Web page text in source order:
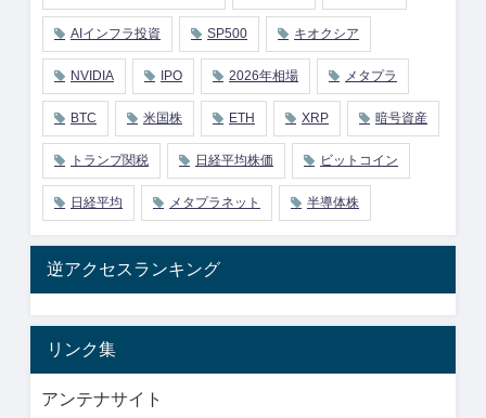
AIインフラ投資 SP500 キオクシア
NVIDIA IPO 2026年相場 メタプラ
BTC 米国株 ETH XRP 暗号資産
トランプ関税 日経平均株価 ビットコイン
日経平均 メタプラネット 半導体株
逆アクセスランキング
リンク集
アンテナサイト